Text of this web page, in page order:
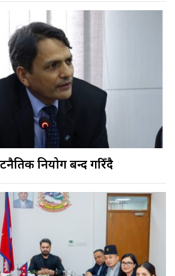
नियोग बन्द गरिँदै